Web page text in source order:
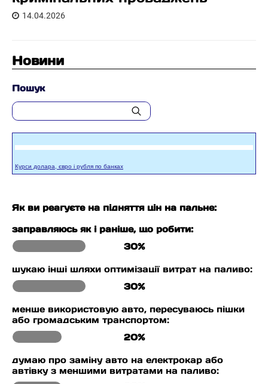
14.04.2026
Новини
Пошук
Курси долара, євро і рубля по банках
Як ви реагуєте на підняття цін на пальне:
заправляюсь як і раніше, що робити:
30%
шукаю інші шляхи оптимізації витрат на паливо:
30%
менше використовую авто, пересуваюсь пішки
або громадським транспортом:
20%
думаю про заміну авто на електрокар або
автівку з меншими витратами на паливо: